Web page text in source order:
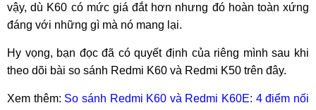
vậy, dù K60 có mức giá đắt hơn nhưng đó hoàn toàn xứng
đáng với những gì mà nó mang lại.
Hy vọng, bạn đọc đã có quyết định của riêng mình sau khi
theo dõi bài so sánh Redmi K60 và Redmi K50 trên đây.
Xem thêm: So sánh Redmi K60 và Redmi K60E: 4 điểm nối